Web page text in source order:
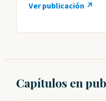
Ver publicación ↗
Capítulos en